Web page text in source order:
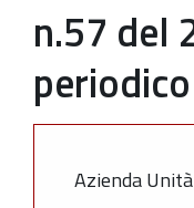
n.57 del
Azienda